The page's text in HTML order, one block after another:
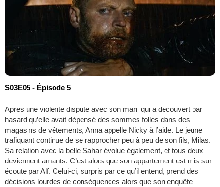
S03E05 - Épisode 5
Après une violente dispute avec son mari, qui a découvert par
hasard qu’elle avait dépensé des sommes folles dans des
magasins de vêtements, Anna appelle Nicky à l’aide. Le jeune
trafiquant continue de se rapprocher peu à peu de son fils, Milas.
Sa relation avec la belle Sahar évolue également, et tous deux
deviennent amants. C’est alors que son appartement est mis sur
écoute par Alf. Celui-ci, surpris par ce qu’il entend, prend des
décisions lourdes de conséquences alors que son enquête